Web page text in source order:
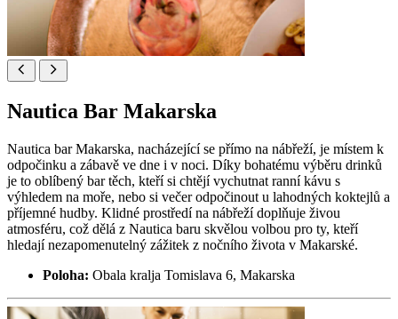
Nautica Bar Makarska
Nautica bar Makarska, nacházející se přímo na nábřeží, je místem k
odpočinku a zábavě ve dne i v noci. Díky bohatému výběru drinků
je to oblíbený bar těch, kteří si chtějí vychutnat ranní kávu s
výhledem na moře, nebo si večer odpočinout u lahodných koktejlů a
příjemné hudby. Klidné prostředí na nábřeží doplňuje živou
atmosféru, což dělá z Nautica baru skvělou volbou pro ty, kteří
hledají nezapomenutelný zážitek z nočního života v Makarské.
Poloha: Obala kralja Tomislava 6, Makarska